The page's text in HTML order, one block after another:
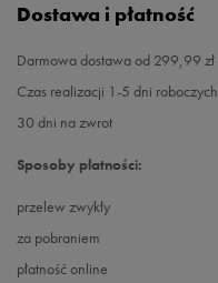
Dostawa i płatność
Darmowa dostawa od 299,99 zł
Czas realizacji 1-5 dni roboczych
30 dni na zwrot
Sposoby płatności:
przelew zwykły
za pobraniem
płatność online